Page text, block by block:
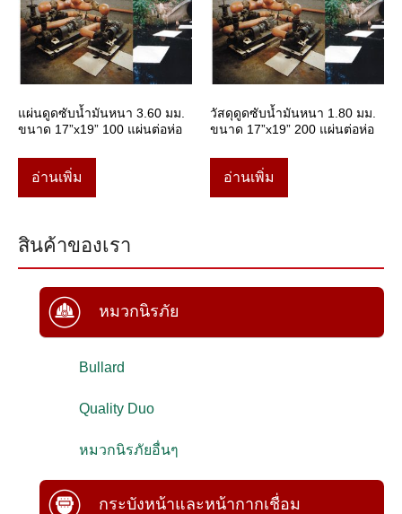
สินค้าของเรา
หมวกนิรภัย
Bullard
Quality Duo
หมวกนิรภัยอื่นๆ
กระบังหน้าและหน้ากากเชื่อม
แผ่นดูดซับน้ำมันหนา 3.60 มม.
ขนาด 17”x19” 100 แผ่นต่อห่อ
อ่านเพิ่ม
วัสดุดูดซับน้ำมันหนา 1.80 มม.
ขนาด 17”x19” 200 แผ่นต่อห่อ
อ่านเพิ่ม